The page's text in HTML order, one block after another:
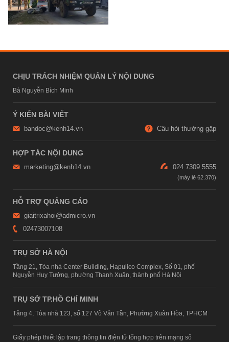
CHỊU TRÁCH NHIỆM QUẢN LÝ NỘI DUNG
Bà Nguyễn Bích Minh
Ý KIẾN BÀI VIẾT
bandoc@kenh14.vn Câu hỏi thường gặp
HỢP TÁC NỘI DUNG
marketing@kenh14.vn 024 7309 5555
HỖ TRỢ QUẢNG CÁO
giaitrixahoi@admicro.vn
02473007108
TRỤ SỞ HÀ NỘI
Tầng 21, Tòa nhà Center Building, Hapulico Complex, Số 01, phố
Nguyễn Huy Tưởng, phường Thanh Xuân, thành phố Hà Nội
TRỤ SỞ TP.HỒ CHÍ MINH
Tầng 4, Tòa nhà 123, số 127 Võ Văn Tần, Phường Xuân Hòa, TPHCM
Giấy phép thiết lập trang thông tin điện tử tổng hợp trên mạng số